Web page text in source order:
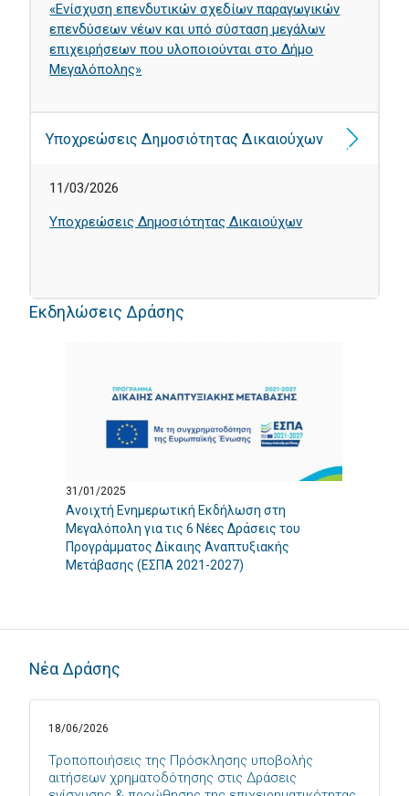
«Ενίσχυση επενδυτικών σχεδίων παραγωγικών
επενδύσεων νέων και υπό σύσταση μεγάλων
επιχειρήσεων που υλοποιούνται στο Δήμο
Μεγαλόπολης»
Υποχρεώσεις Δημοσιότητας Δικαιούχων
11/03/2026
Υποχρεώσεις Δημοσιότητας Δικαιούχων
Εκδηλώσεις Δράσης
Ανοιχτή Ενημερωτική Εκδήλωση στη
Μεγαλόπολη για τις 6 Νέες Δράσεις του
Προγράμματος Δίκαιης Αναπτυξιακής
Μετάβασης (ΕΣΠΑ 2021-2027)
31/01/2025
Νέα Δράσης
Τροποποιήσεις της Πρόσκλησης υποβολής
αιτήσεων χρηματοδότησης στις Δράσεις
18/06/2026